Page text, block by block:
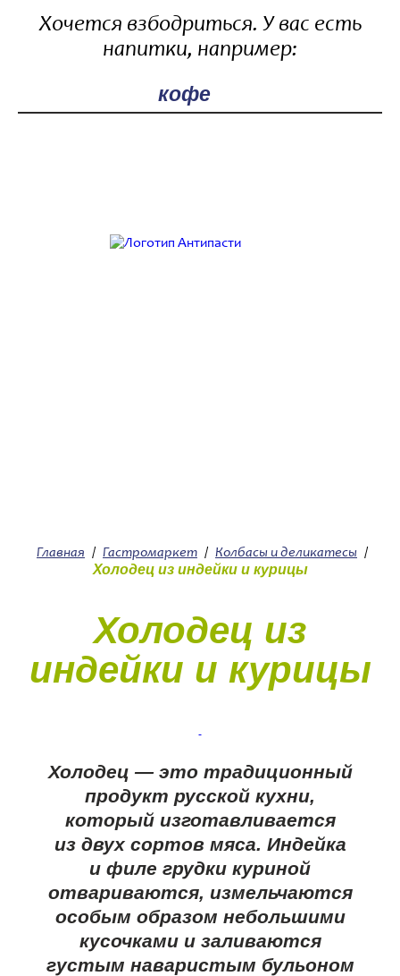
Хочется взбодриться. У вас есть
напитки, например:
Главная / Гастромаркет / Колбасы и деликатесы /
Холодец из индейки и курицы
Холодец из
индейки и курицы
Холодец — это традиционный
продукт русской кухни,
который изготавливается
из двух сортов мяса. Индейка
и филе грудки куриной
отвариваются, измельчаются
особым образом небольшими
кусочками и заливаются
густым наваристым бульоном